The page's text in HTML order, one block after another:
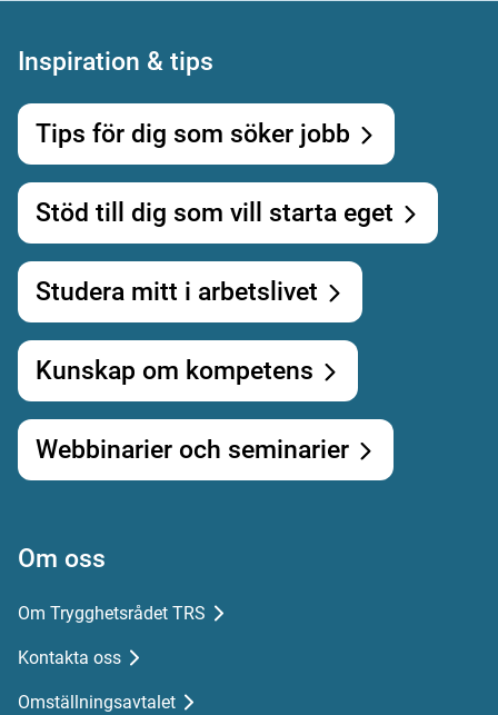
Inspiration & tips
Tips för dig som söker jobb
Stöd till dig som vill starta eget
Studera mitt i arbetslivet
Kunskap om kompetens
Webbinarier och seminarier
Om oss
Om Trygghetsrådet TRS
Kontakta oss
Omställningsavtalet